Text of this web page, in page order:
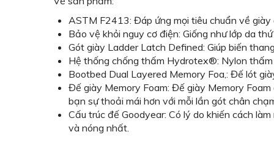
ASTM F2413: Đáp ứng mọi tiêu chuẩn về
Bảo vệ khỏi nguy cơ điện: Giống như lớp da
Gót giày Ladder Latch Defined: Giúp biến
Hệ thống chống thấm Hydrotex®: Nylon
Bootbed Dual Layered Memory Foa,: Đế lót
Đế giày Memory Foam: Đế giày Memory
bạn sự thoải mái hơn với mỗi lần gót chân
Cấu trúc đế Goodyear: Có lý do khiến cách
và nóng nhất.